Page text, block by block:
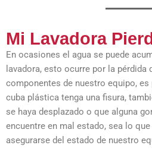
Mi Lavadora
En ocasiones el agua se puede
lavadora, esto ocurre por la pérdida
componentes de nuestro equipo,
cuba plástica tenga una fisura,
se haya desplazado o que alguna
encuentre en mal estado, sea lo
asegurarse del estado de nuestro